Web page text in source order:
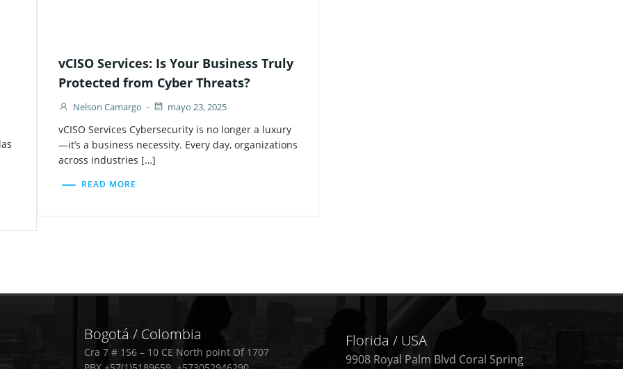
vCISO Services: Is Your Business Truly
Protected from Cyber Threats?
Nelson Camargo - mayo 23, 2025
vCISO Services Cybersecurity is no longer a luxury
—it’s a business necessity. Every day, organizations
across industries […]
READ MORE
Bogotá / Colombia
Cra 7 # 156 – 10 CE North point Of 1707
Florida / USA
9908 Royal Palm Blvd Coral Spring